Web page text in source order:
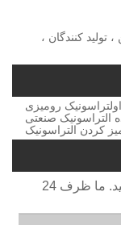
تولید کنندگان ،
رومیزی
التراسونیک صنعتی
کردن التراسونیک
لطفاً درخواست خود را در فرم زیر ارائه دهید. ما ظرف 24